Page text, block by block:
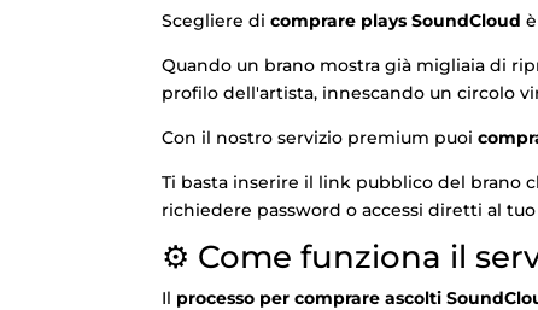
Scegliere dicomprare plays SoundCloud
Quando un brano mostra già migliaia di
profilo dell'artista, innescando un circolo
Con il nostro servizio premium puoi
Ti basta inserire il link pubblico del brano
richiedere password o accessi diretti al
⚙️ Come funziona il
Il processo per comprare ascolti